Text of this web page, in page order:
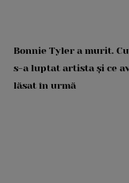
Bonnie Tyler a murit.
s-a luptat artista și ce
lăsat în urmă